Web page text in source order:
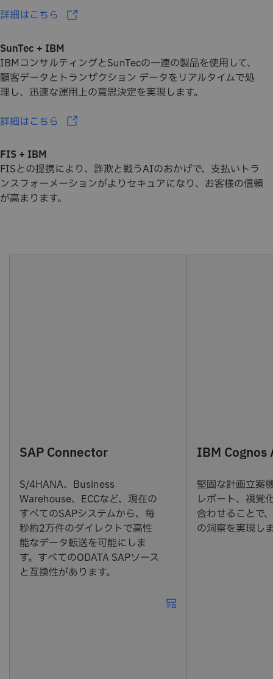
詳細はこちら
SunTec + IBM
IBMコンサルティングとSunTecの一連の製品を使用して、
顧客データとトランザクション データをリアルタイムで処
理し、迅速な運用上の意思決定を実現します。
詳細はこちら
FIS + IBM
FISとの提携により、詐欺と戦うAIのおかげで、支払いトラ
ンスフォーメーションがよりセキュアになり、お客様の信頼
が高まります。
SAP Connector
S/4HANA、Business
Warehouse、ECCなど、現在の
すべてのSAPシステムから、毎
秒約2万件のダイレクトで高性
能なデータ転送を可能にしま
す。すべてのODATA SAPソース
と互換性があります。
IBM
堅固な計画立案
レポート、視覚
合わせることで
の洞察を実現し